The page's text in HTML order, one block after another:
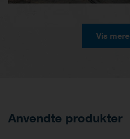
Vis mere
Anvendte produkter